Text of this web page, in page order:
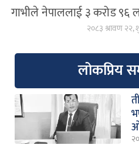
गाभीले नेपाललाई ३ करोड ९६
२०८३ श्रावण २२,
लोकप्रिय